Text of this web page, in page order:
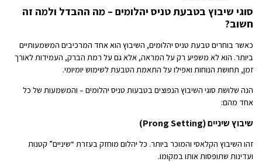
סוגי שיבוץ בטבעת טניס יהלומים – מה ההבדל ולמה זה
חשוב?
כאשר בוחרים טבעת טניס יהלומים, השיבוץ הוא אחד המרכיבים המשמעותיים
ביותר. הוא לא משפיע רק על המראה, אלא גם על רמת הברק, העמידות לאורך
זמן, תחושת הנוחות ואפילו על התאמת הטבעת לשימוש יומיומי.
הנה שלושת סוגי השיבוץ הנפוצים בטבעות טניס יהלומים – והמשמעות של כל
אחד מהם:
שיבוץ שיניים (Prong Setting)
זהו השיבוץ הקלאסי והמוכר ביותר. כל יהלום מוחזק בעזרת “שיניים” קטנות
ועדינות שתופסות אותו במקומו.